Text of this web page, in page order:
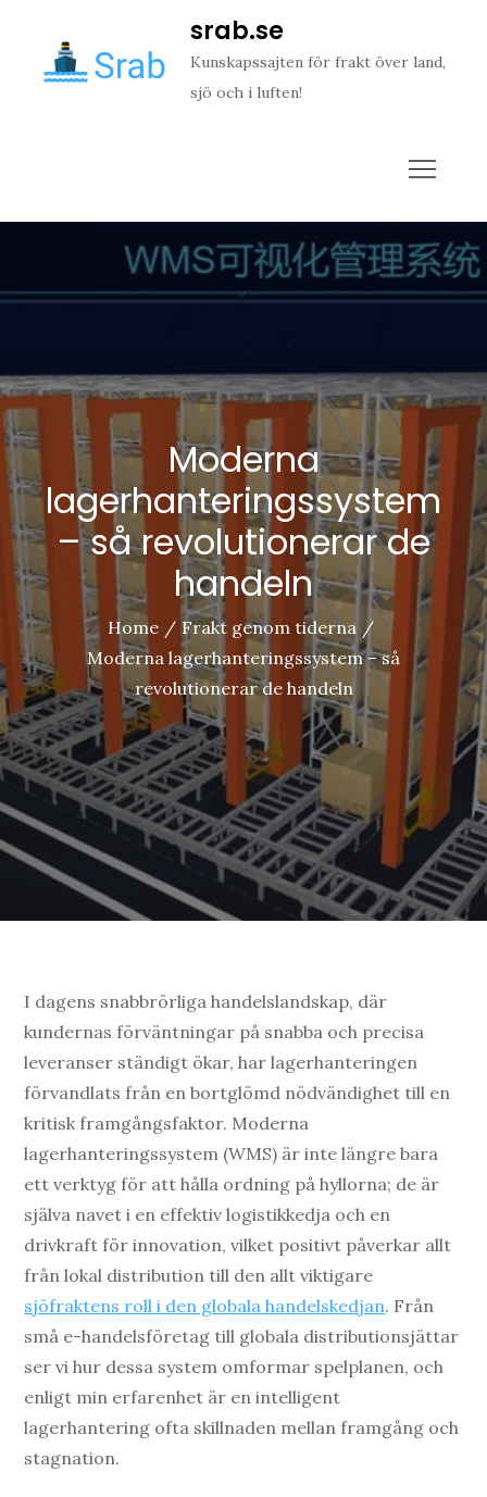
content
srab.se
Kunskapssajten för frakt över land,
sjö och i luften!
Moderna
lagerhanteringssystem
– så revolutionerar de
handeln
Home
Frakt genom tiderna
Moderna lagerhanteringssystem – så
revolutionerar de handeln
I dagens snabbrörliga handelslandskap, där
kundernas förväntningar på snabba och precisa
leveranser ständigt ökar, har lagerhanteringen
förvandlats från en bortglömd nödvändighet till en
kritisk framgångsfaktor. Moderna
lagerhanteringssystem (WMS) är inte längre bara
ett verktyg för att hålla ordning på hyllorna; de är
själva navet i en effektiv logistikkedja och en
drivkraft för innovation, vilket positivt påverkar allt
från lokal distribution till den allt viktigare
sjöfraktens roll i den globala handelskedjan. Från
små e-handelsföretag till globala distributionsjättar
ser vi hur dessa system omformar spelplanen, och
enligt min erfarenhet är en intelligent
lagerhantering ofta skillnaden mellan framgång och
stagnation.